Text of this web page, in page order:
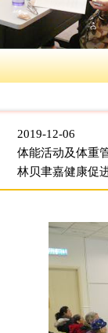
2019-12-06
体能活动及体重
林贝聿嘉健康促